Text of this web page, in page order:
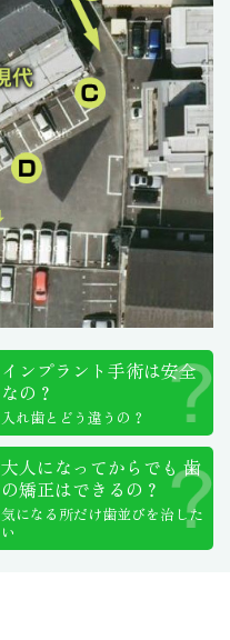
インプラント手術は安全
なの？
入れ歯とどう違うの？
大人になってからでも歯
の矯正はできるの？
気になる所だけ歯並びを治した
い